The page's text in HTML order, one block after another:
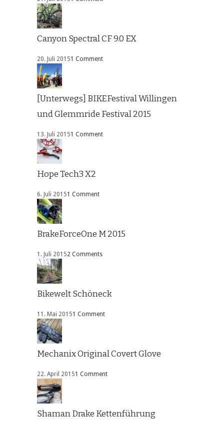
Canyon Spectral CF 9.0 EX
20. Juli 20151 Comment
[Unterwegs] BIKEFestival Willingen
und Glemmride Festival 2015
13. Juli 20151 Comment
Hope Tech3 X2
6. Juli 20151 Comment
BrakeForceOne M 2015
1. Juli 20152 Comments
Bikewelt Schöneck
11. Mai 20151 Comment
Mechanix Original Covert Glove
22. April 20151 Comment
Shaman Drake Kettenführung